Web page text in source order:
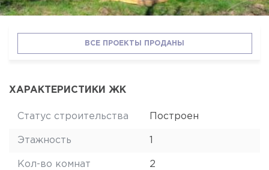
ВСЕ ПРОЕКТЫ ПРОДАНЫ
ХАРАКТЕРИСТИКИ ЖК
Статус строительства Построен
Этажность
Кол-во комнат 2